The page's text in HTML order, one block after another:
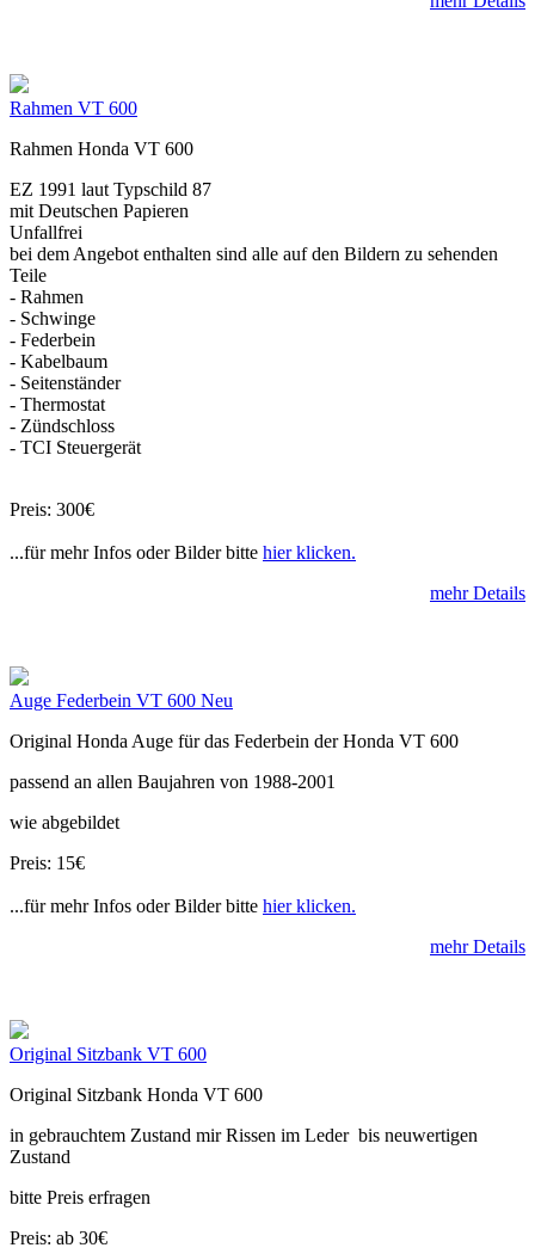
Rahmen VT 600
Rahmen Honda VT 600
EZ 1991 laut Typschild 87
mit Deutschen Papieren
Unfallfrei
bei dem Angebot enthalten sind alle auf den Bildern zu sehenden
Teile
- Rahmen
- Schwinge
- Federbein
- Kabelbaum
- Seitenständer
- Thermostat
- Zündschloss
- TCI Steuergerät
Preis: 300€
...für mehr Infos oder Bilder bitte hier klicken.
mehr Details
Auge Federbein VT 600 Neu
Original Honda Auge für das Federbein der Honda VT 600
passend an allen Baujahren von 1988-2001
wie abgebildet
Preis: 15€
...für mehr Infos oder Bilder bitte hier klicken.
mehr Details
Original Sitzbank VT 600
Original Sitzbank Honda VT 600
in gebrauchtem Zustand mir Rissen im Leder bis neuwertigen
Zustand
bitte Preis erfragen
Preis: ab 30€